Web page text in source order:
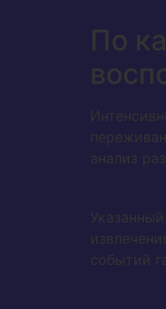
По
анализ
событий